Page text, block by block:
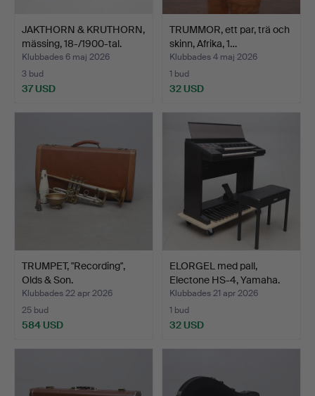
JAKTHORN & KRUTHORN,
mässing, 18-/1900-tal.
Klubbades 6 maj 2026
3 bud
37 USD
TRUMMOR, ett par, trä och
skinn, Afrika, 1…
Klubbades 4 maj 2026
1 bud
32 USD
TRUMPET, "Recording",
Olds & Son.
Klubbades 22 apr 2026
25 bud
584 USD
ELORGEL med pall,
Electone HS-4, Yamaha.
Klubbades 21 apr 2026
1 bud
32 USD